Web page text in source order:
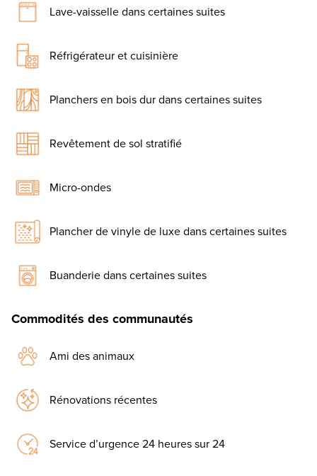
Lave-vaisselle dans certaines suites
Réfrigérateur et cuisinière
Planchers en bois dur dans certaines suites
Revêtement de sol stratifié
Micro-ondes
Plancher de vinyle de luxe dans certaines suites
Buanderie dans certaines suites
Commodités des communautés
Ami des animaux
Rénovations récentes
Service d’urgence 24 heures sur 24